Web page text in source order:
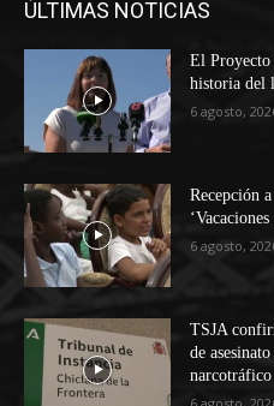
ÚLTIMAS NOTICIAS
El Proyecto
historia del
6 agosto,
Recepción
6 agosto,
TSJA
de